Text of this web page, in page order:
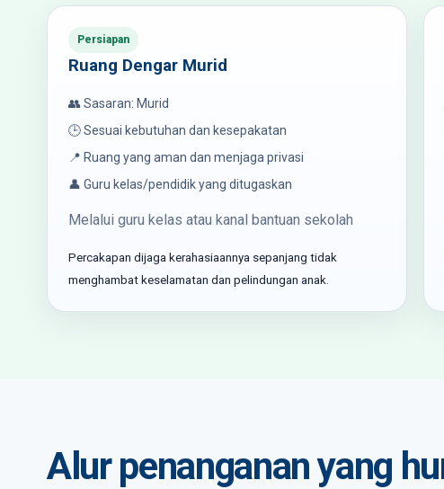
Persiapan
Ruang Dengar Murid
👥 Sasaran: Murid
🕒 Sesuai kebutuhan dan kesepakatan
📍 Ruang yang aman dan menjaga privasi
👤 Guru kelas/pendidik yang ditugaskan
Melalui guru kelas atau kanal bantuan sekolah
Percakapan dijaga kerahasiaannya sepanjang tidak
menghambat keselamatan dan pelindungan anak.
Alur penanganan yang